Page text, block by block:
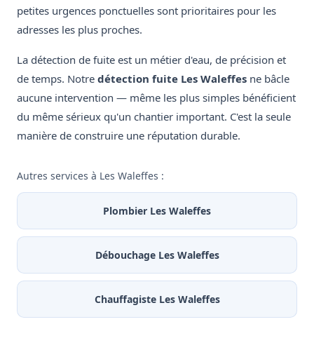
petites urgences ponctuelles sont prioritaires pour les
adresses les plus proches.
La détection de fuite est un métier d'eau, de précision et
de temps. Notre détection fuite Les Waleffes ne bâcle
aucune intervention — même les plus simples bénéficient
du même sérieux qu'un chantier important. C'est la seule
manière de construire une réputation durable.
Autres services à Les Waleffes :
Plombier Les Waleffes
Débouchage Les Waleffes
Chauffagiste Les Waleffes